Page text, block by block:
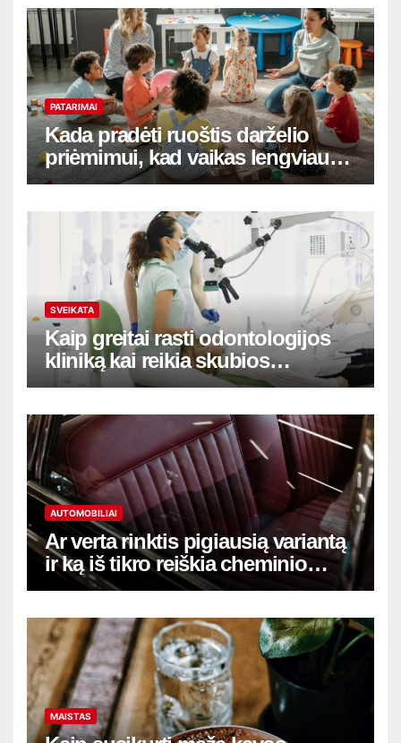
PATARIMAI
Kada pradėti ruoštis darželio
priėmimui, kad vaikas lengviau
adaptuotųsi
SVEIKATA
Kaip greitai rasti odontologijos
kliniką kai reikia skubios
pagalbos
AUTOMOBILIAI
Ar verta rinktis pigiausią variantą
ir ką iš tikro reiškia cheminio
salono valymo Vilniuje kaina
MAISTAS